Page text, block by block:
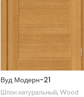
Вуд Модерн-21
Шпон натуральный,Wood